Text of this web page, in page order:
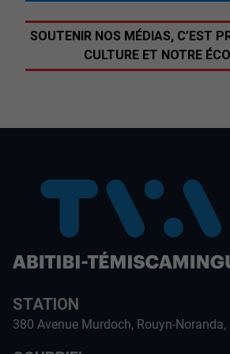
SOUTENIR NOS MÉDIAS, C’EST
CULTURE ET NOTRE
STATION
380 Avenue Murdoch, Rouyn-Noranda,